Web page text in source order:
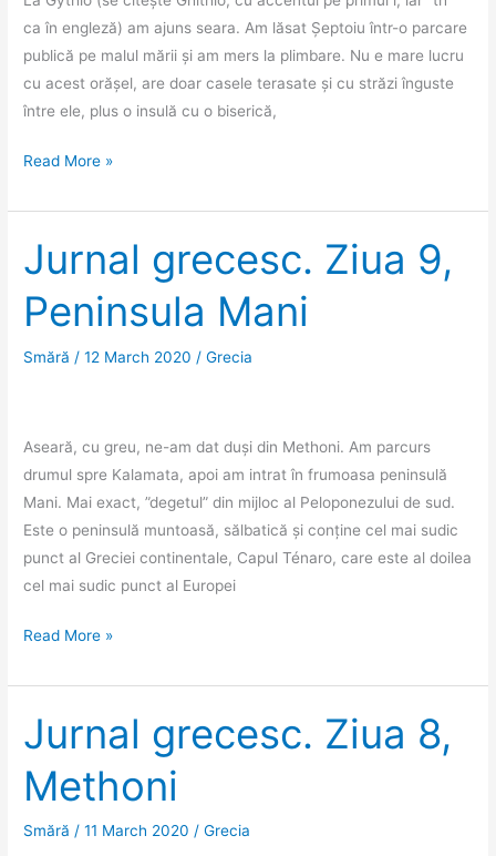
ca în engleză) am ajuns seara. Am lăsat Șeptoiu într-o parcare
publică pe malul mării și am mers la plimbare. Nu e mare lucru
cu acest orășel, are doar casele terasate și cu străzi înguste
între ele, plus o insulă cu o biserică,
Jurnal
Ziua
10,
Gythio
și
Monemvasia
Read More »
Jurnal grecesc. Ziua 9,
Peninsula Mani
Smără /12 March 2020 /Grecia
Aseară, cu greu, ne-am dat duși din Methoni. Am parcurs
drumul spre Kalamata, apoi am intrat în frumoasa peninsulă
Mani. Mai exact, ”degetul” din mijloc al Peloponezului de sud.
Este o peninsulă muntoasă, sălbatică și conține cel mai sudic
punct al Greciei continentale, Capul Ténaro, care este al doilea
cel mai sudic punct al Europei
Jurnal
Ziua
Peninsula
Mani
Read More »
Jurnal grecesc. Ziua 8,
Methoni
Smără/11 March 2020/Grecia